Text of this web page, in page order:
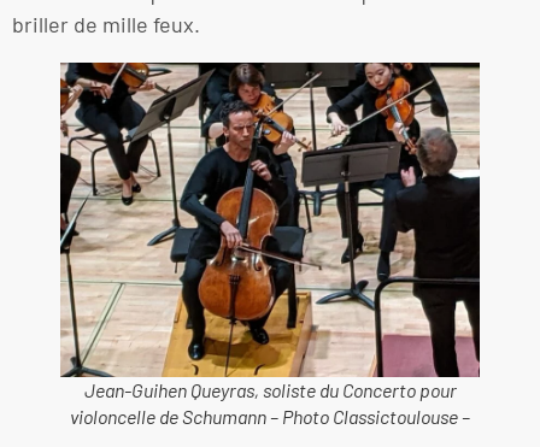
briller de mille feux.
Jean-Guihen Queyras, soliste du Concerto pour
violoncelle de Schumann – Photo Classictoulouse –